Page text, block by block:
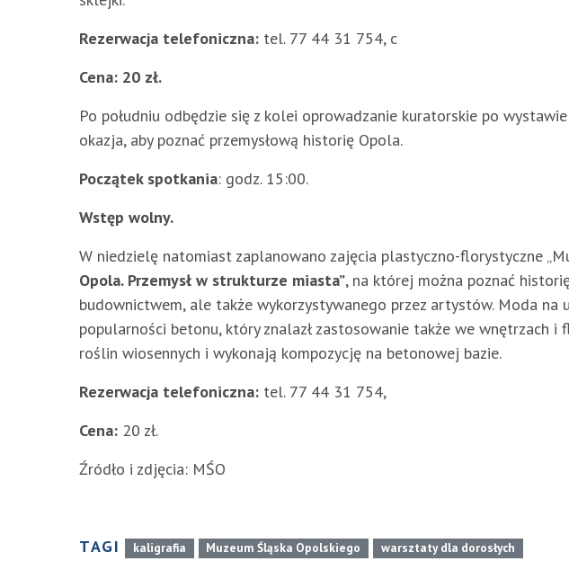
Rezerwacja telefoniczna: tel. 77 44 31 754, c
Cena: 20 zł.
Po południu odbędzie się z kolei oprowadzanie kuratorskie po
okazja, aby poznać przemysłową historię Opola.
Początek spotkania: godz. 15:00.
Wstęp wolny.
W niedzielę natomiast zaplanowano zajęcia plastyczno-florystyczne
Opola. Przemysł w strukturze miasta”, na której można poznać
budownictwem, ale także wykorzystywanego przez artystów. Moda
popularności betonu, który znalazł zastosowanie także we wnętrzach
roślin wiosennych i wykonają kompozycję na betonowej bazie.
Rezerwacja telefoniczna: tel. 77 44 31 754,
Cena: 20 zł.
Źródło i zdjęcia: MŚO
TAGI kaligrafia Muzeum Śląska Opolskiego warsztaty dla dorosłych